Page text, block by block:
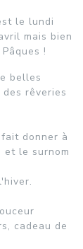
le lundi
mais bien
!
belles
rêveries
donner à
et le surnom
cadeau de